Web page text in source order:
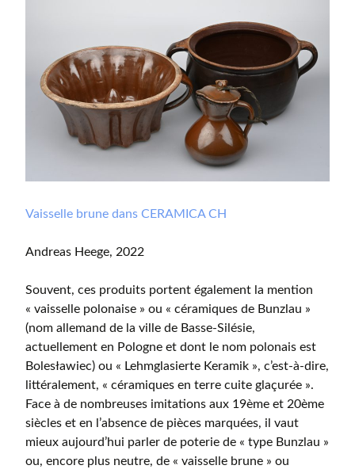
Vaisselle brune dans CERAMICA CH
Andreas Heege, 2022
Souvent, ces produits portent également la mention
« vaisselle polonaise » ou « céramiques de Bunzlau »
(nom allemand de la ville de Basse-Silésie,
actuellement en Pologne et dont le nom polonais est
Bolesławiec) ou « Lehmglasierte Keramik », c’est-à-dire,
littéralement, « céramiques en terre cuite glaçurée ».
Face à de nombreuses imitations aux 19ème et 20ème
siècles et en l’absence de pièces marquées, il vaut
mieux aujourd’hui parler de poterie de « type Bunzlau »
ou, encore plus neutre, de « vaisselle brune » ou